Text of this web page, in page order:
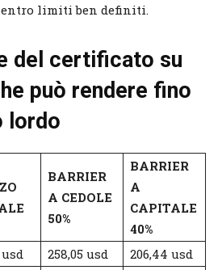
limiti ben definiti.
del certificato su
può rendere fino
lordo
BARRIER
A CEDOLE
50%
BARRIER
A
CAPITALE
40%
usd 258,05 usd
206,44 usd